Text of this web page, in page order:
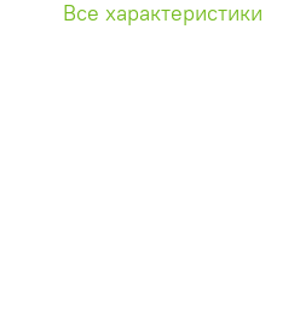
Все характеристики